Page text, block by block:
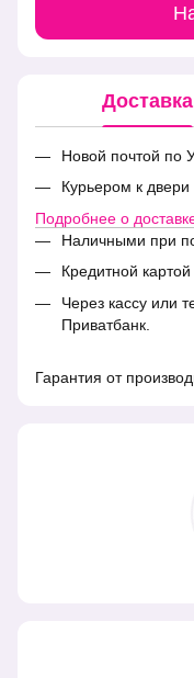
Доставка
Новой почтой по
Курьером к
Подробнее о
Наличными при
Кредитной
Через кассу или
Приватбанк.
Гарантия от